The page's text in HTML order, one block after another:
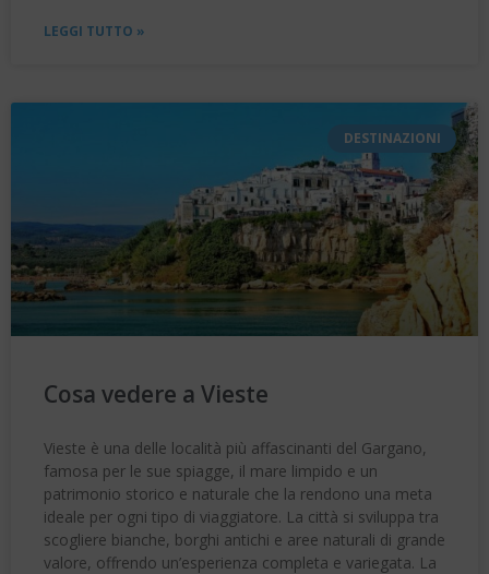
LEGGI TUTTO »
DESTINAZIONI
Cosa vedere a Vieste
Vieste è una delle località più affascinanti del Gargano,
famosa per le sue spiagge, il mare limpido e un
patrimonio storico e naturale che la rendono una meta
ideale per ogni tipo di viaggiatore. La città si sviluppa tra
scogliere bianche, borghi antichi e aree naturali di grande
valore, offrendo un’esperienza completa e variegata. La